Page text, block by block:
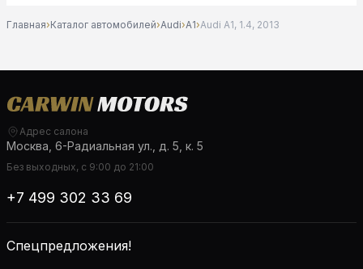
Главная›Каталог автомобилей›Audi›A1›Audi A1, 1.4, 2013
Адрес салона
Москва, 6-Радиальная ул., д. 5, к. 5
Без выходных, с 9:00 до 21:00
+7 499 302 33 69
Спецпредложения!